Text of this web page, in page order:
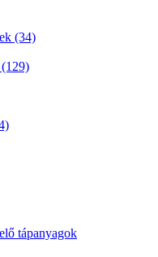
(34)
(129)
tápanyagok